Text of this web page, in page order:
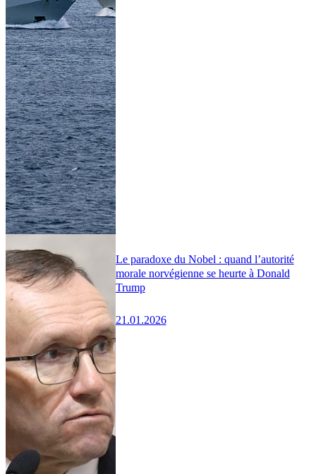
Le paradoxe du Nobel : quand l’autorité
morale norvégienne se heurte à Donald
Trump
21.01.2026